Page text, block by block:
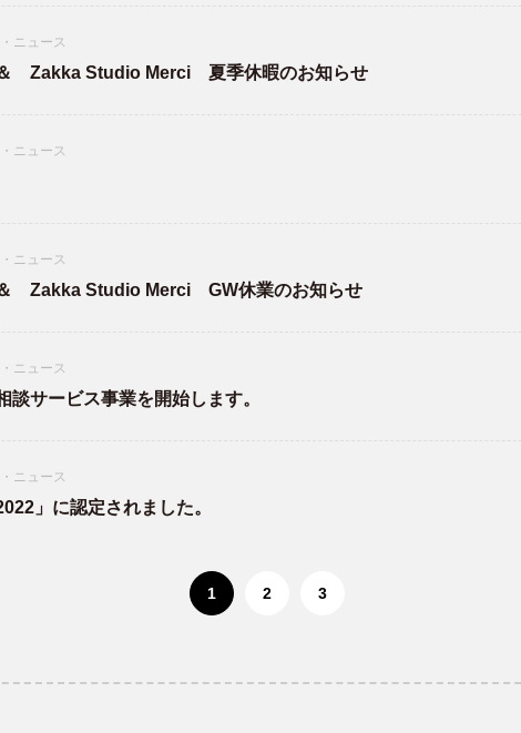
ニュース
Zakka Studio Merci 夏季休暇のお知らせ
ニュース
ニュース
Zakka Studio Merci GW休業のお知らせ
ニュース
談サービス事業を開始します。
ニュース
」に認定されました。
1 2 3